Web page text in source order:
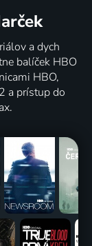
a dych
balíček HBO
HBO,
a prístup do